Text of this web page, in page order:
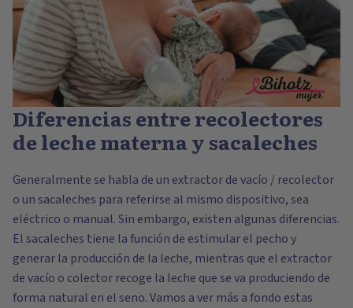
Diferencias entre recolectores
de leche materna y sacaleches
Generalmente se habla de un extractor de vacío / recolector
o un sacaleches para referirse al mismo dispositivo, sea
eléctrico o manual. Sin embargo, existen algunas diferencias.
El sacaleches tiene la función de estimular el pecho y
generar la producción de la leche, mientras que el extractor
de vacío o colector recoge la leche que se va produciendo de
forma natural en el seno. Vamos a ver más a fondo estas